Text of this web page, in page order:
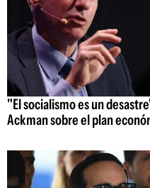
"El socialismo es un
Ackman sobre el plan